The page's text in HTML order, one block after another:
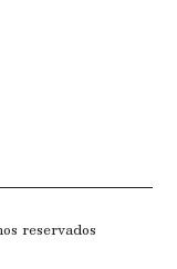
reservados